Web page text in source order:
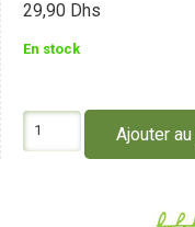
29,90 Dhs
En stock
Ajouter